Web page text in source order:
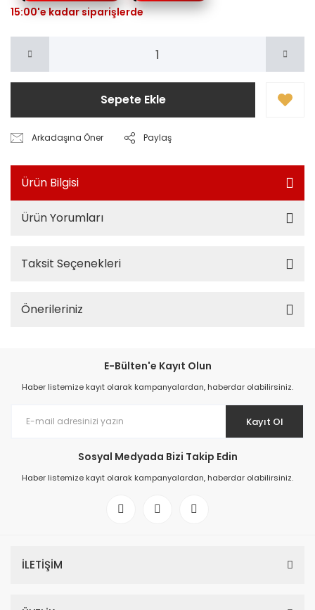
15:00'e kadar siparişlerde
Sepete Ekle
Arkadaşına Öner Paylaş
Ürün Bilgisi
Ürün Yorumları
Taksit Seçenekleri
Önerileriniz
E-Bülten'e Kayıt Olun
Haber listemize kayıt olarak kampanyalardan, haberdar olabilirsiniz.
Kayıt Ol
Sosyal Medyada Bizi Takip Edin
Haber listemize kayıt olarak kampanyalardan, haberdar olabilirsiniz.
İLETİŞİM